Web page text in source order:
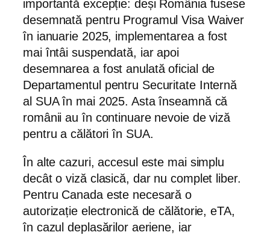
importantă excepție: deși România fusese
desemnată pentru Programul Visa Waiver
în ianuarie 2025, implementarea a fost
mai întâi suspendată, iar apoi
desemnarea a fost anulată oficial de
Departamentul pentru Securitate Internă
al SUA în mai 2025. Asta înseamnă că
românii au în continuare nevoie de viză
pentru a călători în SUA.
În alte cazuri, accesul este mai simplu
decât o viză clasică, dar nu complet liber.
Pentru Canada este necesară o
autorizație electronică de călătorie, eTA,
în cazul deplasărilor aeriene, iar